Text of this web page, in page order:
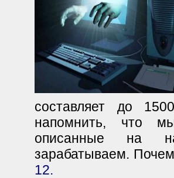
составляет до
напомнить, что
описанные на
зарабатываем.
12.